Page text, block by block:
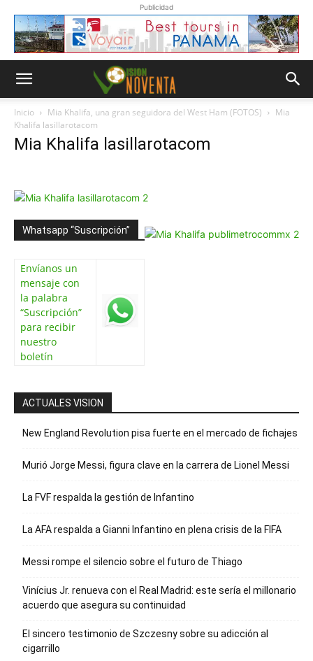
Publicidad
Inicio Mia Khalifa, una gran seguidora del West Ham (FOTOS)
Mia
Khalifa lasillarotacom
Mia Khalifa lasillarotacom
Whatsapp “Suscripción”
Envíanos un
mensaje con
la palabra
“Suscripción”
para recibir
nuestro
boletín
ACTUALES VISION
New England Revolution pisa fuerte en el mercado de fichajes
Murió Jorge Messi, figura clave en la carrera de Lionel Messi
La FVF respalda la gestión de Infantino
La AFA respalda a Gianni Infantino en plena crisis de la FIFA
Messi rompe el silencio sobre el futuro de Thiago
Vinícius Jr. renueva con el Real Madrid: este sería el millonario
acuerdo que asegura su continuidad
El sincero testimonio de Szczesny sobre su adicción al
cigarrillo